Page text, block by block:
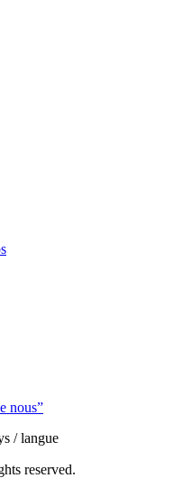
nous”
/ langue
reserved.